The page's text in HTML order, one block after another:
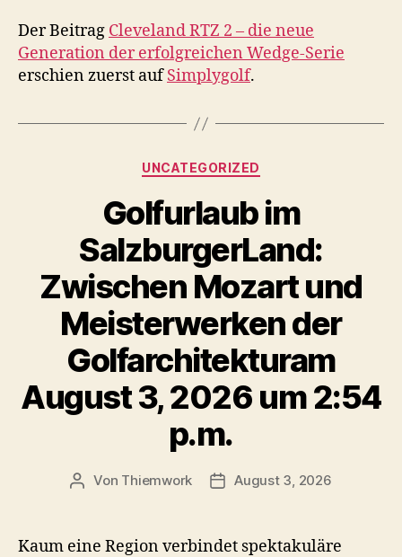
Der Beitrag Cleveland RTZ 2 – die neue
Generation der erfolgreichen Wedge-Serie
erschien zuerst aufSimplygolf.
Kategorien
UNCATEGORIZED
Golfurlaub im
SalzburgerLand:
Zwischen Mozart und
Meisterwerken der
Golfarchitekturam
August 3, 2026 um 2:54
p.m.
Beitragsautor
Von Thiemwork Veröffentlichungsdatum
August 3, 2026
Kaum eine Region verbindet spektakuläre